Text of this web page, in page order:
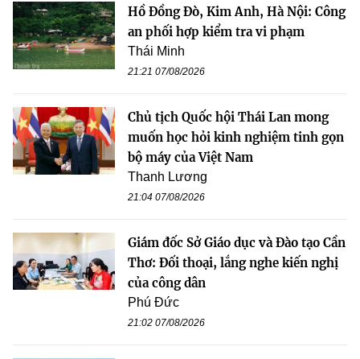
Hồ Đồng Đò, Kim Anh, Hà Nội: Công
an phối hợp kiểm tra vi phạm
Thái Minh
21:21 07/08/2026
Chủ tịch Quốc hội Thái Lan mong
muốn học hỏi kinh nghiệm tinh gọn
bộ máy của Việt Nam
Thanh Lương
21:04 07/08/2026
Giám đốc Sở Giáo dục và Đào tạo Cần
Thơ: Đối thoại, lắng nghe kiến nghị
của công dân
Phú Đức
21:02 07/08/2026